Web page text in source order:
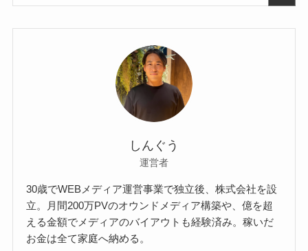
しんぐう
運営者
30歳でWEBメディア運営事業で独立後、株式会社を設
立。月間200万PVのオウンドメディア構築や、億を超
える金額でメディアのバイアウトも経験済み。稼いだ
お金は全て家庭へ納める。